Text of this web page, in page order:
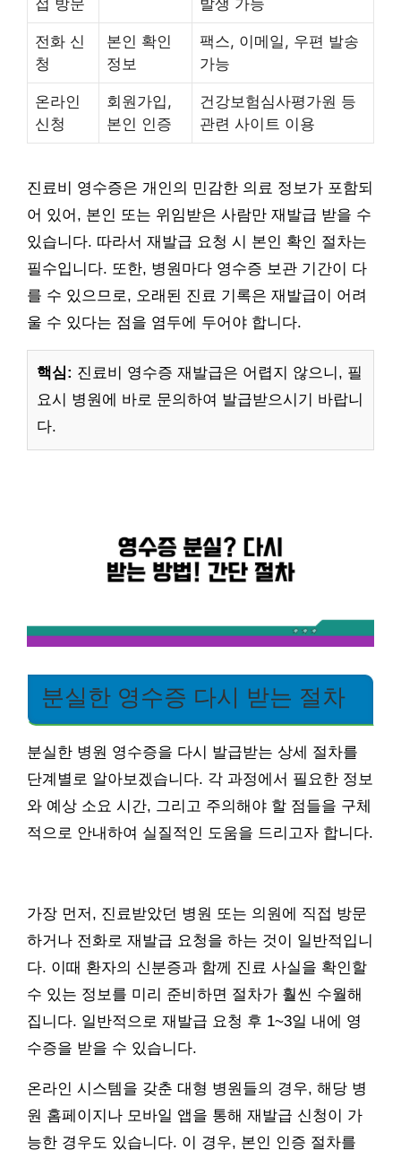
전화 신
청
본인 확인
정보
팩스, 이메일, 우편 발송
가능
온라인
신청
회원가입,
본인 인증
건강보험심사평가원 등
관련 사이트 이용
진료비 영수증은 개인의 민감한 의료 정보가 포함되
어 있어, 본인 또는 위임받은 사람만 재발급 받을 수
있습니다. 따라서 재발급 요청 시 본인 확인 절차는
필수입니다. 또한, 병원마다 영수증 보관 기간이 다
를 수 있으므로, 오래된 진료 기록은 재발급이 어려
울 수 있다는 점을 염두에 두어야 합니다.
핵심: 진료비 영수증 재발급은 어렵지 않으니, 필
요시 병원에 바로 문의하여 발급받으시기 바랍니
다.
분실한 영수증 다시 받는 절차
분실한 병원 영수증을 다시 발급받는 상세 절차를
단계별로 알아보겠습니다. 각 과정에서 필요한 정보
와 예상 소요 시간, 그리고 주의해야 할 점들을 구체
적으로 안내하여 실질적인 도움을 드리고자 합니다.
가장 먼저, 진료받았던 병원 또는 의원에 직접 방문
하거나 전화로 재발급 요청을 하는 것이 일반적입니
다. 이때 환자의 신분증과 함께 진료 사실을 확인할
수 있는 정보를 미리 준비하면 절차가 훨씬 수월해
집니다. 일반적으로 재발급 요청 후 1~3일 내에 영
수증을 받을 수 있습니다.
온라인 시스템을 갖춘 대형 병원들의 경우, 해당 병
원 홈페이지나 모바일 앱을 통해 재발급 신청이 가
능한 경우도 있습니다. 이 경우, 본인 인증 절차를